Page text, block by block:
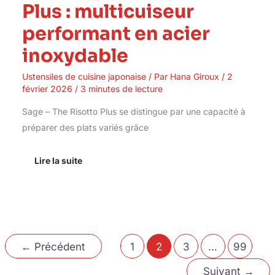
Plus : multicuiseur
performant en acier
inoxydable
Ustensiles de cuisine japonaise/ Par Hana Giroux / 2
février 2026 / 3 minutes de lecture
Sage – The Risotto Plus se distingue par une capacité à
préparer des plats variés grâce
Lire la suite
← Précédent 1 2 3 …
99
Suivant →